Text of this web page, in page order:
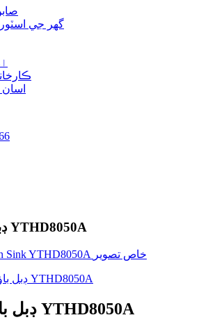
گھر جي
ڊبل باؤل ڪچن سِنڪ YTHD8050A
ڊبل باؤل ڪچن سِنڪ YTHD8050A